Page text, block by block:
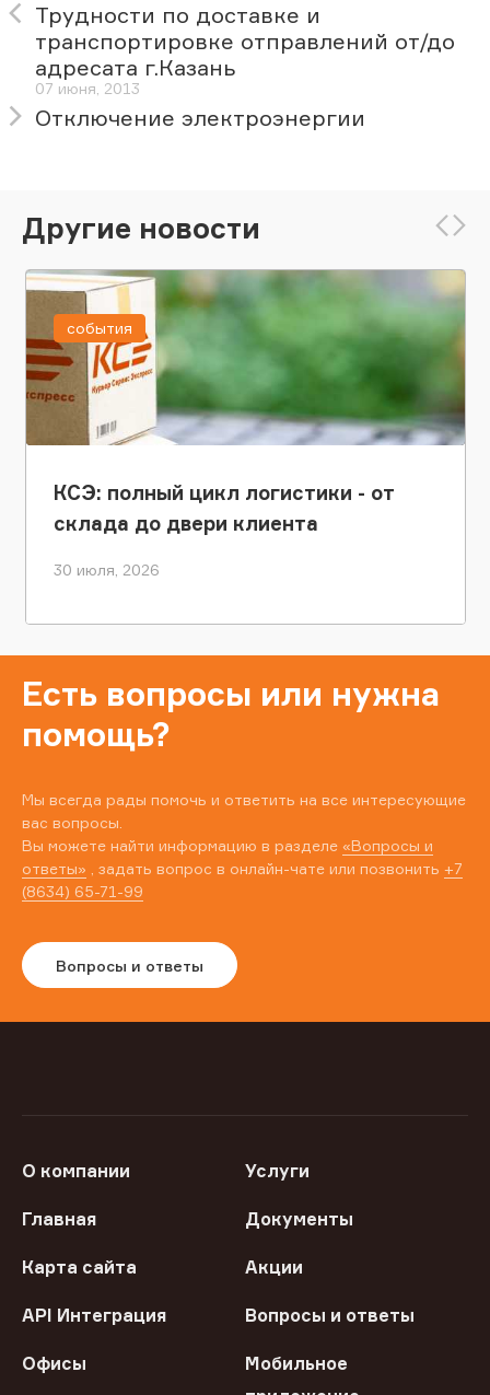
Трудности по доставке и
транспортировке отправлений от/до
адресата г.Казань
07 июня, 2013
Отключение электроэнергии
Другие новости
КСЭ: полный цикл логистики - от
склада до двери клиента
30 июля, 2026
события
Есть вопросы или нужна
помощь?
Мы всегда рады помочь и ответить на все интересующие
вас вопросы.
Вы можете найти информацию в разделе «Вопросы и
ответы» , задать вопрос в онлайн-чате или позвонить +7
(8634) 65-71-99
Вопросы и ответы
О компании Услуги
Главная Документы
Карта сайта Акции
API Интеграция Вопросы и ответы
Офисы
Мобильное